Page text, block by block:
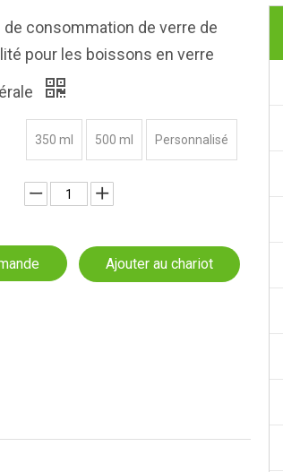
de consommation de verre de
pour les boissons en verre
350 ml
500 ml Personnalisé
Ajouter au chariot